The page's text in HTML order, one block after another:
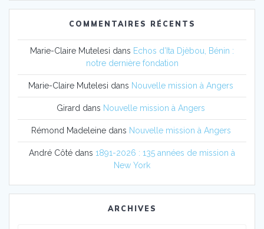
COMMENTAIRES RÉCENTS
Marie-Claire Mutelesi dans Echos d’Ita Djèbou, Bénin :
notre dernière fondation
Marie-Claire Mutelesi dans Nouvelle mission à Angers
Girard dans Nouvelle mission à Angers
Rémond Madeleinedans Nouvelle mission à Angers
André Côté dans 1891-2026 : 135 années de mission à
New York
ARCHIVES